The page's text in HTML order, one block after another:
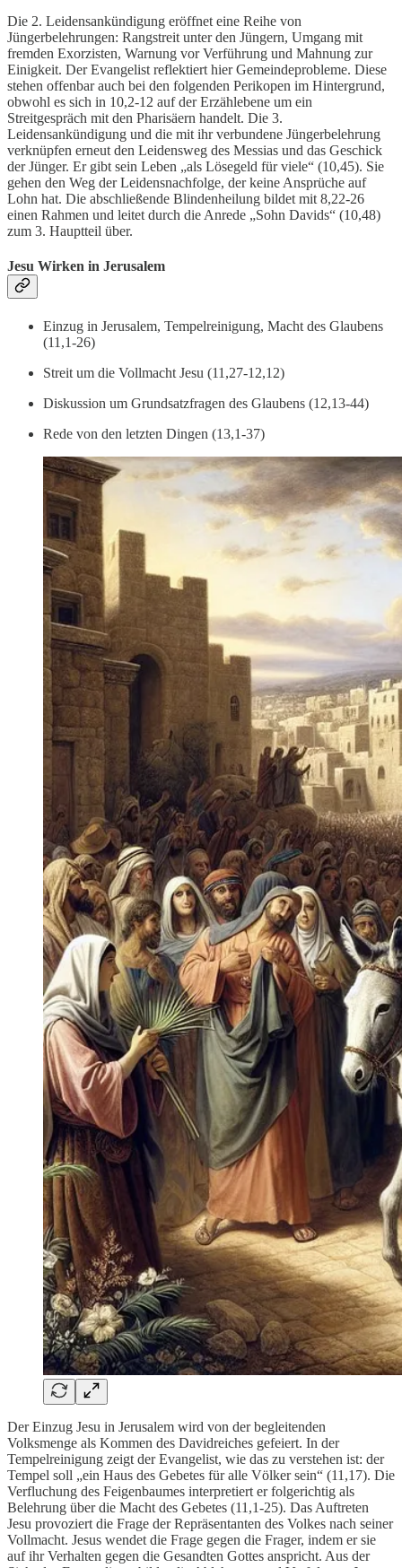
Die 2. Leidensankündigung eröffnet eine Reihe von
Jüngerbelehrungen: Rangstreit unter den Jüngern, Umgang mit
fremden Exorzisten, Warnung vor Verführung und Mahnung zur
Einigkeit. Der Evangelist reflektiert hier Gemeindeprobleme. Diese
stehen offenbar auch bei den folgenden Perikopen im Hintergrund,
obwohl es sich in 10,2-12 auf der Erzählebene um ein
Streitgespräch mit den Pharisäern handelt. Die 3.
Leidensankündigung und die mit ihr verbundene Jüngerbelehrung
verknüpfen erneut den Leidensweg des Messias und das Geschick
der Jünger. Er gibt sein Leben „als Lösegeld für viele“ (10,45). Sie
gehen den Weg der Leidensnachfolge, der keine Ansprüche auf
Lohn hat. Die abschließende Blindenheilung bildet mit 8,22-26
einen Rahmen und leitet durch die Anrede „Sohn Davids“ (10,48)
zum 3. Hauptteil über.
Jesu Wirken in Jerusalem
Einzug in Jerusalem, Tempelreinigung, Macht des Glaubens
(11,1-26)
Streit um die Vollmacht Jesu (11,27-12,12)
Diskussion um Grundsatzfragen des Glaubens (12,13-44)
Rede von den letzten Dingen (13,1-37)
Der Einzug Jesu in Jerusalem wird von der begleitenden
Volksmenge als Kommen des Davidreiches gefeiert. In der
Tempelreinigung zeigt der Evangelist, wie das zu verstehen ist: der
Tempel soll „ein Haus des Gebetes für alle Völker sein“ (11,17). Die
Verfluchung des Feigenbaumes interpretiert er folgerichtig als
Belehrung über die Macht des Gebetes (11,1-25). Das Auftreten
Jesu provoziert die Frage der Repräsentanten des Volkes nach seiner
Vollmacht. Jesus wendet die Frage gegen die Frager, indem er sie
auf ihr Verhalten gegen die Gesandten Gottes anspricht. Aus der